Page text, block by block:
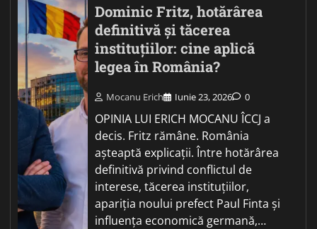
Dominic Fritz, hotărârea
definitivă și tăcerea
instituțiilor: cine aplică
legea în România?
Mocanu Erich Iunie 23, 2026 0
OPINIA LUI ERICH MOCANU ÎCCJ a
decis. Fritz rămâne. România
așteaptă explicații. Între hotărârea
definitivă privind conflictul de
interese, tăcerea instituțiilor,
apariția noului prefect Paul Finta și
influența economică germană,…